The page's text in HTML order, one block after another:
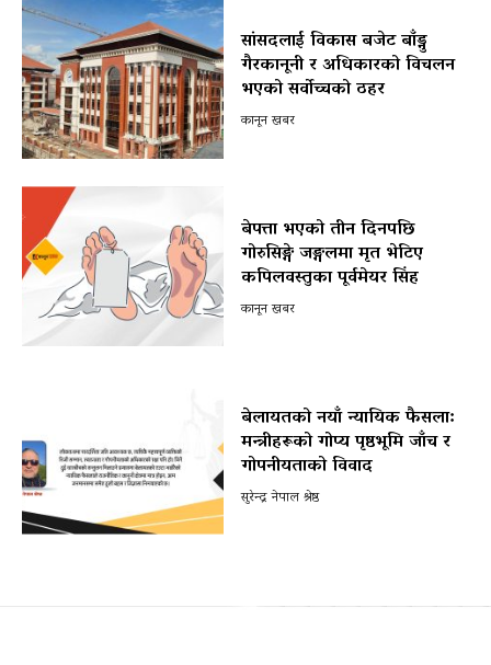
सांसदलाई विकास बजेट बाँड्नु
गैरकानूनी र अधिकारको विचलन
भएको सर्वोच्चको ठहर
कानून खबर
बेपत्ता भएको तीन दिनपछि
गोरुसिङ्गे जङ्गलमा मृत भेटिए
कपिलवस्तुका पूर्वमेयर सिंह
कानून खबर
बेलायतको नयाँ न्यायिक फैसला:
मन्त्रीहरूको गोप्य पृष्ठभूमि जाँच र
गोपनीयताको विवाद
सुरेन्द्र नेपाल श्रेष्ठ